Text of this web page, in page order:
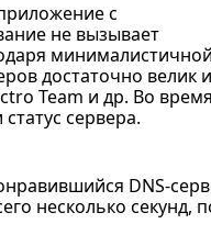
с
не вызывает
минималистичной
достаточно велик и
Team и др. Во время
сервера.
DNS-
несколько секунд,